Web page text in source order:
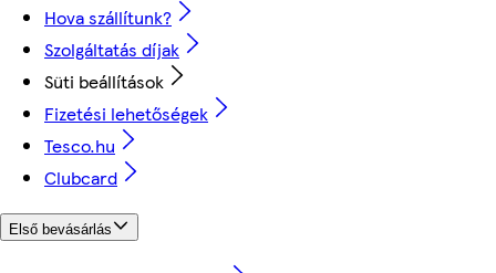
Hova szállítunk?
Szolgáltatás díjak
Süti beállítások
Fizetési lehetőségek
Tesco.hu
Clubcard
Első bevásárlás